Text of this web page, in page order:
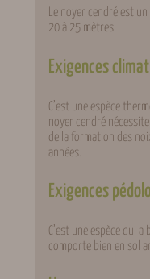
Le noyer cendré est
20 à 25 mètres.
Exigences
C’est une espèce
noyer cendré
de la formation des
années.
Exigences
C’est une espèce qui
comporte bien en sol